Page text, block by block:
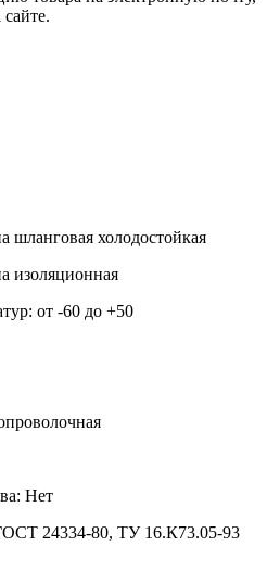
шланговая холодостойкая
изоляционная
от -60 до +50
Нет
24334-80, ТУ 16.К73.05-93